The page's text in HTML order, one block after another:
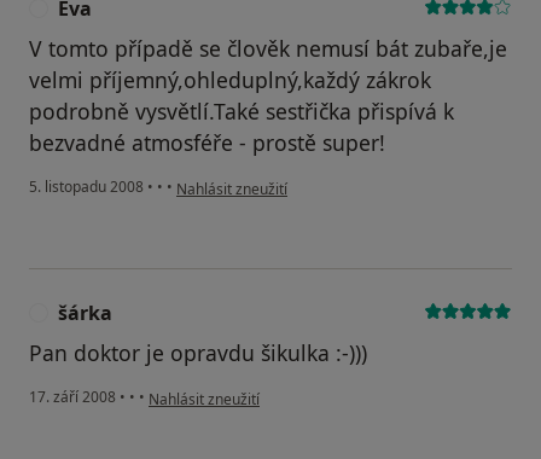
Eva
V tomto případě se člověk nemusí bát zubaře,je
velmi příjemný,ohleduplný,každý zákrok
podrobně vysvětlí.Také sestřička přispívá k
bezvadné atmosféře - prostě super!
5. listopadu 2008 • • • podle názoru uživatele Eva
Nahlásit zneužití
šárka
Pan doktor je opravdu šikulka :-)))
17. září 2008 • • • podle názoru uživatele šárka
Nahlásit zneužití